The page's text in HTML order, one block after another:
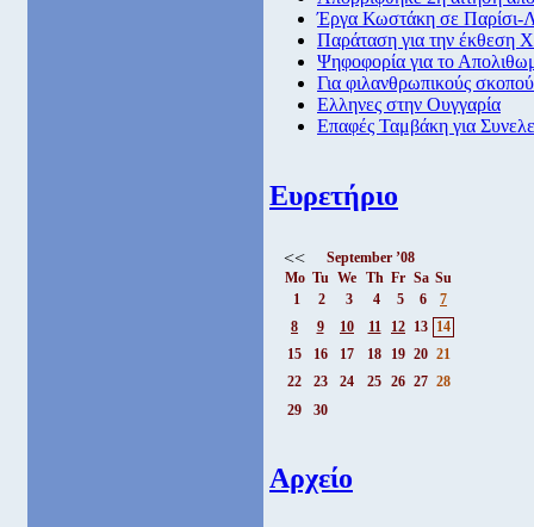
Έργα Κωστάκη σε Παρίσι-
Παράταση για την έκθεση
Ψηφοφορία για το
Για φιλανθρωπικούς
Ελληνες στην Ουγγαρία
Επαφές Ταμβάκη για
Ευρετήριο
<<
September ’08
Mo Tu We Th Fr Sa Su
1
2 3 4 5 6
7
8
9 10 11 12 13 14
15
16 17 18 19 20 21
22
23 24 25 26 27 28
29
30
Αρχείο